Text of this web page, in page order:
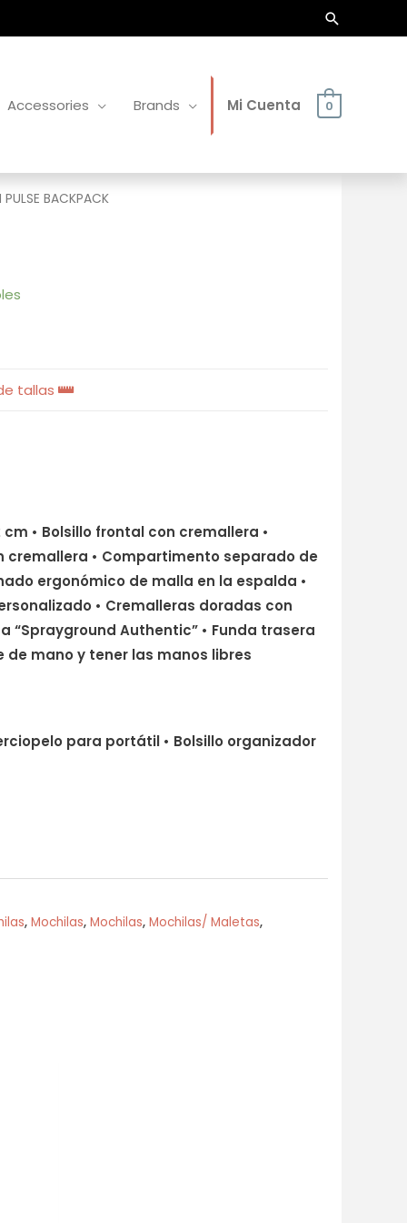
Buscar
Accessories Brands Mi Cuenta 0
BACKPACK
tallas
cm • Bolsillo frontal con cremallera •
cremallera • Compartimento separado de
ergonómico de malla en la espalda •
• Cremalleras doradas con
“Sprayground Authentic” • Funda trasera
mano y tener las manos libres
para portátil • Bolsillo organizador
, Mochilas, Mochilas, Mochilas/ Maletas,